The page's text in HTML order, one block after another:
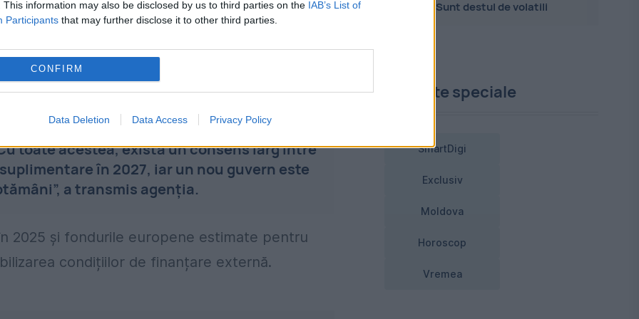
This information may also be disclosed by us to third parties on the IAB’s List of
Participants that may further disclose it to other third parties.
CONFIRM
Data Deletion Data Access Privacy Policy
de credit suveran pe termen lung și scurt ale
va complica eforturile de reducere a
de cont curent şi deficitul fiscal - pe
toate acestea, există un consens larg între
în 2027, iar un nou guvern este
a transmis agenția.
2025 și fondurile europene estimate pentru
condițiilor de finanțare externă.
Sunt destul de volatili
Proiecte speciale
SmartDigi
Exclusiv
Moldova
Horoscop
Vremea